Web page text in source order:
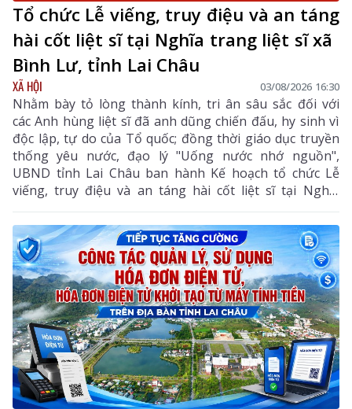
Tổ chức Lễ viếng, truy điệu và an táng
hài cốt liệt sĩ tại Nghĩa trang liệt sĩ xã
Bình Lư, tỉnh Lai Châu
XÃ HỘI 03/08/2026 16:30
Nhằm bày tỏ lòng thành kính, tri ân sâu sắc đối với
các Anh hùng liệt sĩ đã anh dũng chiến đấu, hy sinh vì
độc lập, tự do của Tổ quốc; đồng thời giáo dục truyền
thống yêu nước, đạo lý "Uống nước nhớ nguồn",
UBND tỉnh Lai Châu ban hành Kế hoạch tổ chức Lễ
viếng, truy điệu và an táng hài cốt liệt sĩ tại Nghĩa
trang liệt sĩ xã Bình Lư. Bộ Chỉ huy Quân sự tỉnh là
đơn vị chủ trì, phối hợp với các sở, ngành, địa phương
triển khai các nội dung, bảo đảm buổi lễ được tổ chức
trang nghiêm, trọng thể, đúng nghi thức.